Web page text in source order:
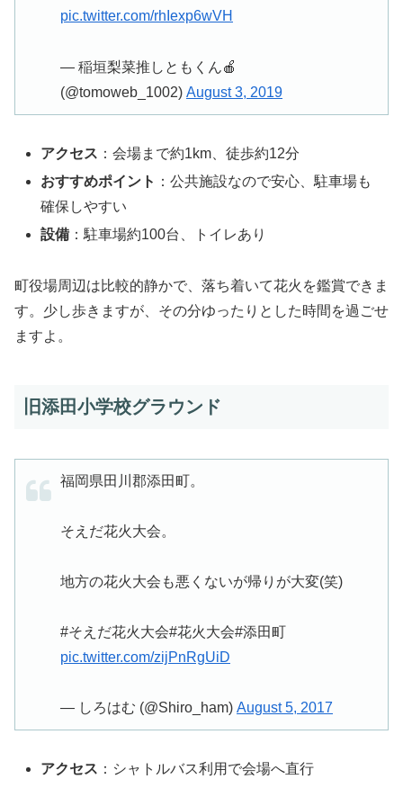
pic.twitter.com/rhIexp6wVH
— 稲垣梨菜推しともくん🍎
(@tomoweb_1002) August 3, 2019
アクセス ：会場まで約1km、徒歩約12分
おすすめポイント ：公共施設なので安心、駐車場も
確保しやすい
設備 ：駐車場約100台、トイレあり
町役場周辺は比較的静かで、落ち着いて花火を鑑賞できま
す。少し歩きますが、その分ゆったりとした時間を過ごせ
ますよ。
旧添田小学校グラウンド
福岡県田川郡添田町。
そえだ花火大会。
地方の花火大会も悪くないが帰りが大変(笑)
#そえだ花火大会#花火大会#添田町
pic.twitter.com/zijPnRgUiD
— しろはむ (@Shiro_ham) August 5, 2017
アクセス ：シャトルバス利用で会場へ直行